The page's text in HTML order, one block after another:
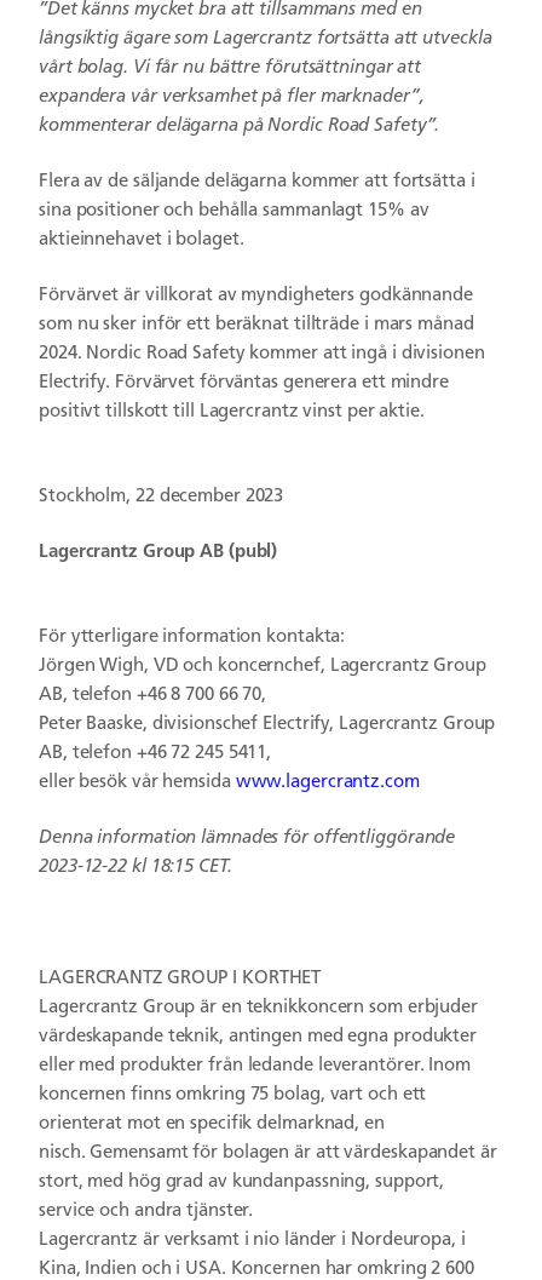
’’Det känns mycket bra att tillsammans med en
långsiktig ägare som Lagercrantz fortsätta att utveckla
vårt bolag. Vi får nu bättre förutsättningar att
expandera vår verksamhet på fler marknader”,
kommenterar delägarna på Nordic Road Safety’’.
Flera av de säljande delägarna kommer att fortsätta i
sina positioner och behålla sammanlagt 15% av
aktieinnehavet i bolaget.
Förvärvet är villkorat av myndigheters godkännande
som nu sker inför ett beräknat tillträde i mars månad
2024. Nordic Road Safety kommer att ingå i divisionen
Electrify. Förvärvet förväntas generera ett mindre
positivt tillskott till Lagercrantz vinst per aktie.
Stockholm, 22 december 2023
Lagercrantz Group AB (publ)
För ytterligare information kontakta:
Jörgen Wigh, VD och koncernchef, Lagercrantz Group
AB, telefon +46 8 700 66 70,
Peter Baaske, divisionschef Electrify, Lagercrantz Group
AB, telefon +46 72 245 5411,
eller besök vår hemsida www.lagercrantz.com
Denna information lämnades för offentliggörande
2023-12-22 kl 18:15 CET.
LAGERCRANTZ GROUP I KORTHET
Lagercrantz Group är en teknikkoncern som erbjuder
värdeskapande teknik, antingen med egna produkter
eller med produkter från ledande leverantörer. Inom
koncernen finns omkring 75 bolag, vart och ett
orienterat mot en specifik delmarknad, en
nisch.Gemensamt för bolagen är att värdeskapandet är
stort, med hög grad av kundanpassning, support,
service och andra tjänster.
Lagercrantz är verksamt i nio länder i Nordeuropa, i
Kina, Indien och i USA. Koncernen har omkring 2 600